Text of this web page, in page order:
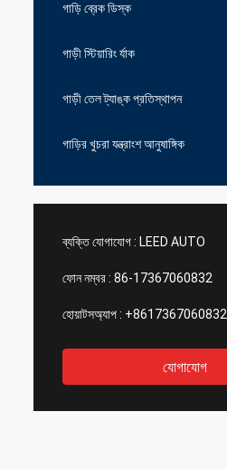
গাড়ি ব্রেক ডিস্ক
গাড়ী স্টিয়ারিং র্যাক
গাড়ী তেল ট্যাঙ্ক প্রতিস্থাপন
গাড়ির খুচরা যন্ত্রাংশ আনুষাঙ্গিক
ব্যক্তি যোগাযোগ : LEED AUTO
ফোন নম্বর : 86-17367060832
হোয়াটসঅ্যাপ : +8617367060832
যোগাযোগ